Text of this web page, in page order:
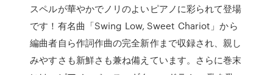
スペルが華やかでノリのよいピアノに彩られて登場
です！有名曲「Swing Low, Sweet Chariot」から
編曲者自ら作詞作曲の完全新作まで収録され、親し
みやすさも新鮮さも兼ね備えています。さらに巻末